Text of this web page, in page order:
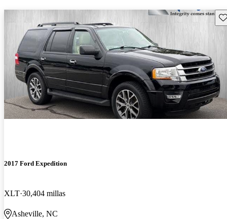
2017 Ford Expedition
XLT 30,404 millas
Asheville, NC